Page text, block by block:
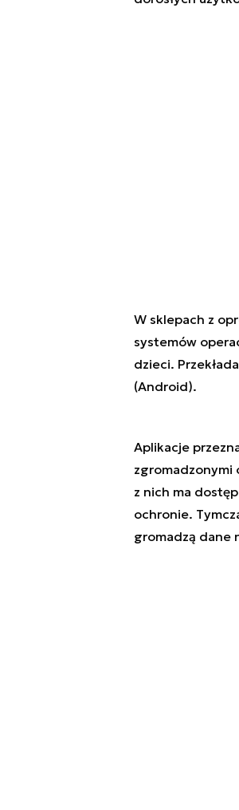
W sklepach z
systemów
dzieci.
(Android).
Aplikacje
zgromadzonymi
z nich ma
ochronie.
gromadzą dane